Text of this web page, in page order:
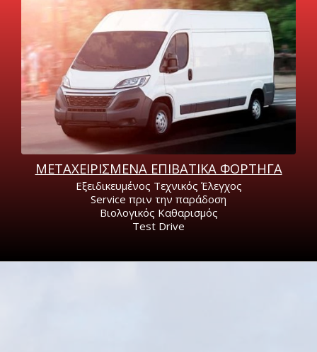
ΕΠΙΛΕΞΤΕ ΕΠΑΓΓΕΛΜΑΤΙΚΟ
ΜΕΤΑΧΕΙΡΙΣΜΕΝΑ ΕΠΙΒΑΤΙΚΑ ΦΟΡΤΗΓΑ
Εξειδικευμένος Τεχνικός Έλεγχος
Service πριν την παράδοση
Βιολογικός Καθαρισμός
Τest Drive